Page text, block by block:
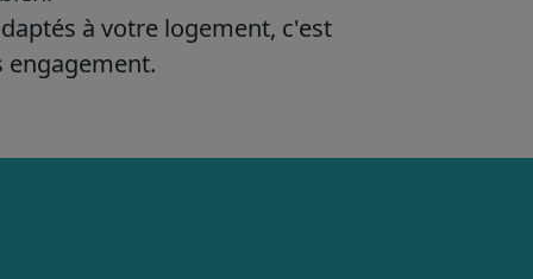
à votre logement, c'est
engagement.